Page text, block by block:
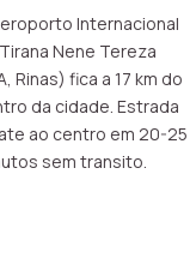
2023
Empresas
Internacional
Nene Tereza
Rinas) fica a 17 km do
da cidade. Estrada
ao centro em 20-25
sem transito.